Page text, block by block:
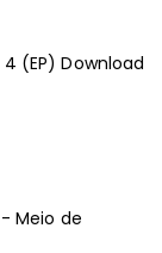
(EP) Download
Meio de